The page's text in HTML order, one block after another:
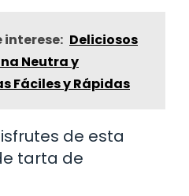
interese: Deliciosos
Neutra y
Fáciles y Rápidas
de esta
tarta de